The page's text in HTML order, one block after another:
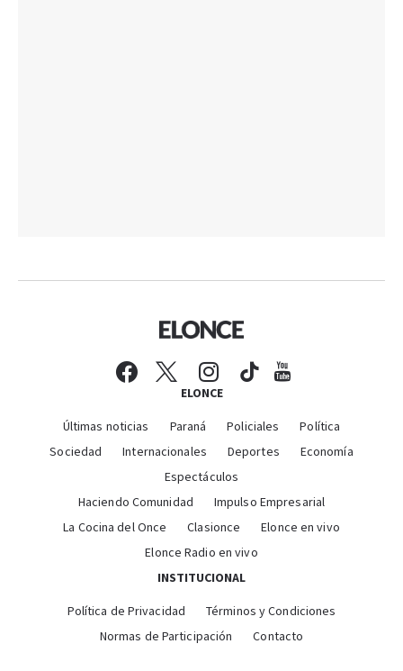
ELONCE
Últimas noticias Paraná Policiales
Política
Sociedad
Internacionales Deportes
Economía
Espectáculos
Haciendo Comunidad
Impulso Empresarial
La Cocina del Once
Clasionce
Elonce en vivo
Elonce Radio en vivo
INSTITUCIONAL
Política de Privacidad
Términos y Condiciones
Normas de Participación
Contacto